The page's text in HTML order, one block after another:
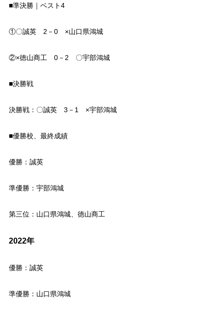
■準決勝｜ベスト4
①〇誠英 2－0 ×山口県鴻城
②×徳山商工 0－2 〇宇部鴻城
■決勝戦
決勝戦：〇誠英 3－1 ×宇部鴻城
■優勝校、最終成績
優勝：誠英
準優勝：宇部鴻城
第三位：山口県鴻城、徳山商工
2022年
優勝：誠英
準優勝：山口県鴻城